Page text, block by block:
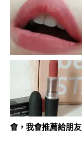
會，我會推薦給朋友